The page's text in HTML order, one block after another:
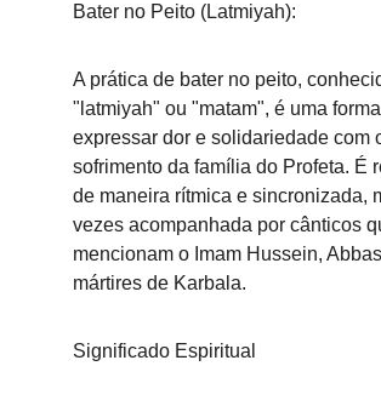
Bater no Peito (Latmiyah):
A prática de bater no peito,
"latmiyah" ou "matam", é uma
expressar dor e solidariedade com
sofrimento da família do Profeta. É
de maneira rítmica e sincronizada,
vezes acompanhada por cânticos
mencionam o Imam Hussein,
mártires de Karbala.
Significado Espiritual